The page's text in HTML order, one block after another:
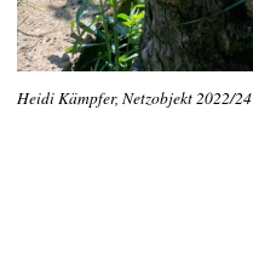
Heidi Kämpfer, Netzobjekt 2022/24